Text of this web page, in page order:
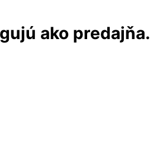
ako predajňa.